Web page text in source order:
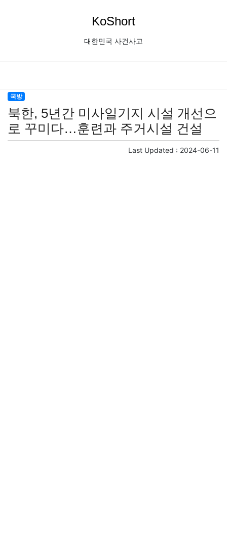
KoShort
대한민국 사건사고
국방
북한, 5년간 미사일기지 시설 개선으
로 꾸미다…훈련과 주거시설 건설
Last Updated : 2024-06-11